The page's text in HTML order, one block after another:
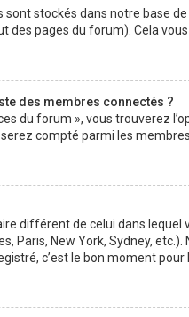
stockés dans notre base
des pages du forum). Cela
des membres connectés ?
du forum », vous trouverez
compté parmi les membres
différent de celui dans lequel
Paris, New York, Sydney,
c’est le bon moment pour